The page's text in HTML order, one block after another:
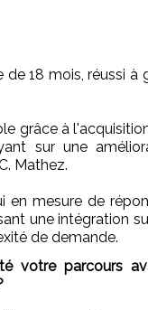
de 18 mois, réussi
grâce à
sur une
Mathez.
en mesure de
une intégration
de demande.
votre parcours